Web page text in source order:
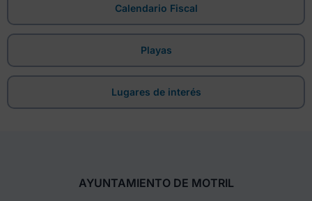
Calendario Fiscal
Playas
Lugares de interés
AYUNTAMIENTO DE MOTRIL